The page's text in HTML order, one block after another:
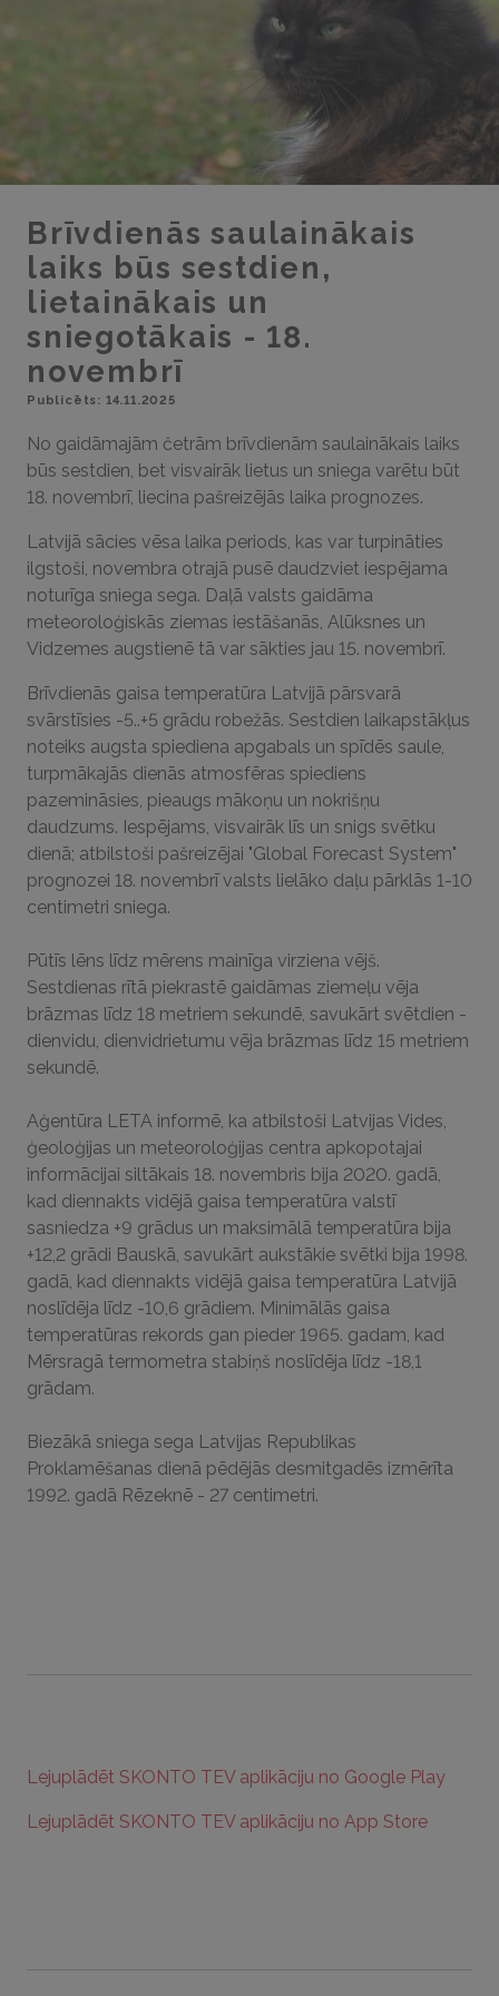
Brīvdienās saulainākais
laiks būs sestdien,
lietainākais un
sniegotākais - 18.
novembrī
Publicēts: 14.11.2025
No gaidāmajām četrām brīvdienām saulainākais laiks
būs sestdien, bet visvairāk lietus un sniega varētu būt
18. novembrī, liecina pašreizējās laika prognozes.
Latvijā sācies vēsa laika periods, kas var turpināties
ilgstoši, novembra otrajā pusē daudzviet iespējama
noturīga sniega sega. Daļā valsts gaidāma
meteoroloģiskās ziemas iestāšanās, Alūksnes un
Vidzemes augstienē tā var sākties jau 15. novembrī.
Brīvdienās gaisa temperatūra Latvijā pārsvarā
svārstīsies -5..+5 grādu robežās. Sestdien laikapstākļus
noteiks augsta spiediena apgabals un spīdēs saule,
turpmākajās dienās atmosfēras spiediens
pazemināsies, pieaugs mākoņu un nokrišņu
daudzums. Iespējams, visvairāk līs un snigs svētku
dienā; atbilstoši pašreizējai "Global Forecast System"
prognozei 18. novembrī valsts lielāko daļu pārklās 1-10
centimetri sniega.
Pūtīs lēns līdz mērens mainīga virziena vējš.
Sestdienas rītā piekrastē gaidāmas ziemeļu vēja
brāzmas līdz 18 metriem sekundē, savukārt svētdien -
dienvidu, dienvidrietumu vēja brāzmas līdz 15 metriem
sekundē.
Aģentūra LETA informē, ka atbilstoši Latvijas Vides,
ģeoloģijas un meteoroloģijas centra apkopotajai
informācijai siltākais 18. novembris bija 2020. gadā,
kad diennakts vidējā gaisa temperatūra valstī
sasniedza +9 grādus un maksimālā temperatūra bija
+12,2 grādi Bauskā, savukārt aukstākie svētki bija 1998.
gadā, kad diennakts vidējā gaisa temperatūra Latvijā
noslīdēja līdz -10,6 grādiem. Minimālās gaisa
temperatūras rekords gan pieder 1965. gadam, kad
Mērsragā termometra stabiņš noslīdēja līdz -18,1
grādam.
Biezākā sniega sega Latvijas Republikas
Proklamēšanas dienā pēdējās desmitgadēs izmērīta
1992. gadā Rēzeknē - 27 centimetri.
Lejuplādēt SKONTO TEV aplikāciju no Google Play
Lejuplādēt SKONTO TEV aplikāciju no App Store